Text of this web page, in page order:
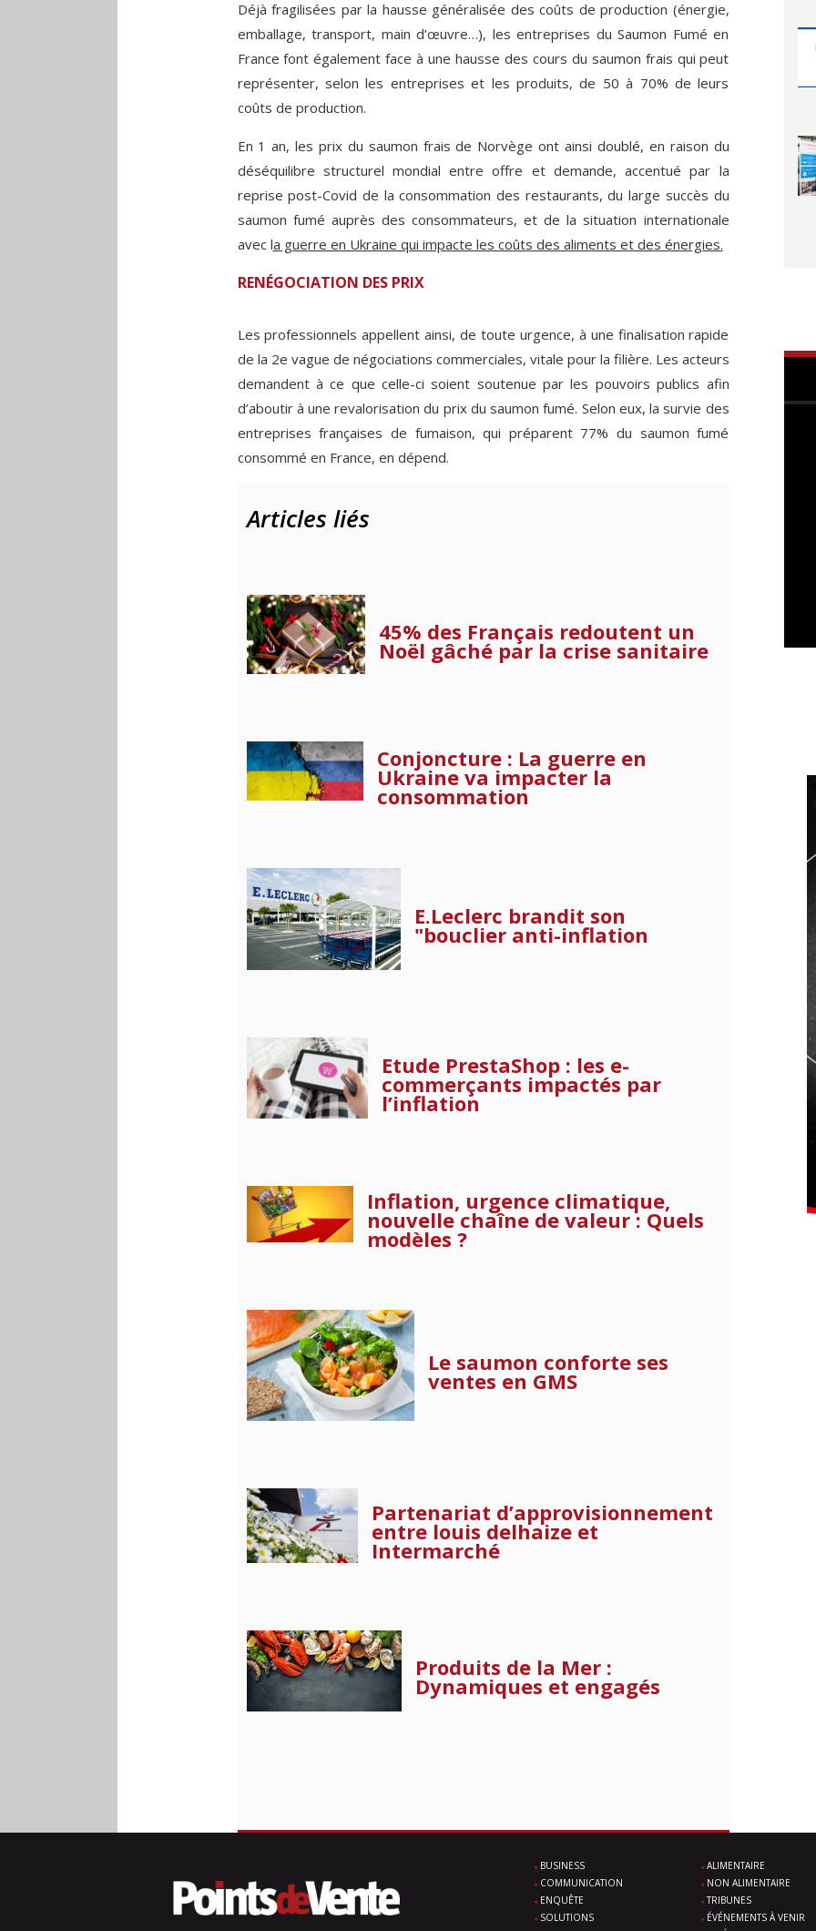
Déjà fragilisées par la hausse généralisée des coûts de production (énergie,
emballage, transport, main d’œuvre…), les entreprises du Saumon Fumé en
France font également face à une hausse des cours du saumon frais qui peut
représenter, selon les entreprises et les produits, de 50 à 70% de leurs
coûts de production.
En 1 an, les prix du saumon frais de Norvège ont ainsi doublé, en raison du
déséquilibre structurel mondial entre offre et demande, accentué par la
reprise post-Covid de la consommation des restaurants, du large succès du
saumon fumé auprès des consommateurs, et de la situation internationale
avec la guerre en Ukraine qui impacte les coûts des aliments et des énergies.
RENÉGOCIATION DES PRIX
Les professionnels appellent ainsi, de toute urgence, à une finalisation rapide
de la 2e vague de négociations commerciales, vitale pour la filière. Les acteurs
demandent à ce que celle-ci soient soutenue par les pouvoirs publics afin
d’aboutir à une revalorisation du prix du saumon fumé. Selon eux, la survie des
entreprises françaises de fumaison, qui préparent 77% du saumon fumé
consommé en France, en dépend.
Articles liés
45% des Français redoutent un
Noël gâché par la crise sanitaire
Conjoncture : La guerre en
Ukraine va impacter la
consommation
E.Leclerc brandit son
"bouclier anti-inflation
Etude PrestaShop : les e-
commerçants impactés par
l’inflation
Inflation, urgence climatique,
nouvelle chaîne de valeur : Quels
modèles ?
Le saumon conforte ses
ventes en GMS
Partenariat d’approvisionnement
entre louis delhaize et
Intermarché
Produits de la Mer :
Dynamiques et engagés
BUSINESS
COMMUNICATION
ENQUÊTE
SOLUTIONS
ALIMENTAIRE
NON ALIMENTAIRE
TRIBUNES
ÉVÉNEMENTS À VENIR